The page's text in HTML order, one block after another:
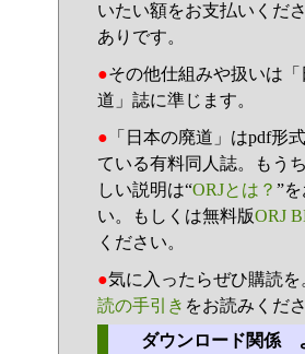
いたい額をお支払いくだ
ありです。
●その他仕組みや扱いは
道」誌に準じます。
● 「日本の廃道」はpdf形
ている有料同人誌。もう
しい説明は“ORJとは？ ”
い。もしくは無料版ORJ
ください。
●気に入ったらぜひ購読を
読の手引き をお読みくださ
ダウンロード関係